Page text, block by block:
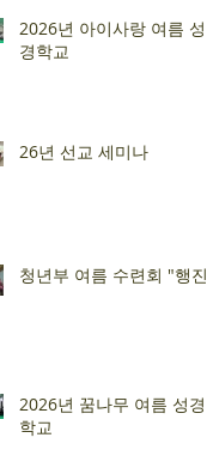
2026년 아이사랑 여름 성
경학교
26년 선교 세미나
청년부 여름 수련회 "행진"
2026년 꿈나무 여름 성경
학교